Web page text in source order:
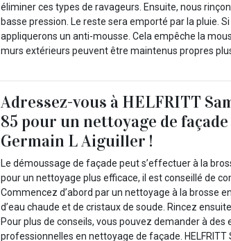
éliminer ces types de ravageurs. Ensuite, nous
basse pression. Le reste sera emporté par la pluie.
appliquerons un anti-mousse. Cela empêche la
murs extérieurs peuvent être maintenus propres
Adressez-vous à HELFRITT
85 pour un nettoyage de
Germain L Aiguiller !
Le démoussage de façade peut s’effectuer à la
pour un nettoyage plus efficace, il est conseillé de
Commencez d’abord par un nettoyage à la brosse
d’eau chaude et de cristaux de soude. Rincez
Pour plus de conseils, vous pouvez demander à des
professionnelles en nettoyage de façade.